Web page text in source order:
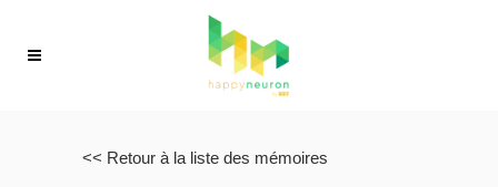
<< Retour à la liste des mémoires